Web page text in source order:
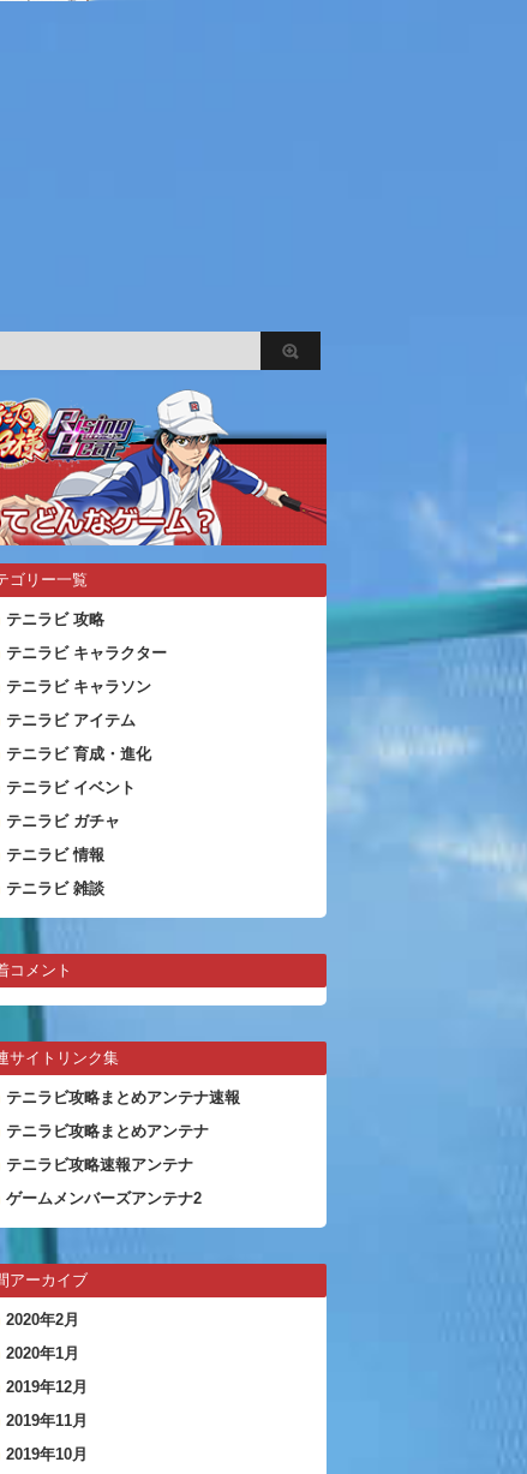
ゴリー一覧
テニラビ 攻略
テニラビ キャラクター
テニラビ キャラソン
テニラビ アイテム
テニラビ 育成・進化
テニラビ イベント
テニラビ ガチャ
テニラビ 情報
テニラビ 雑談
コメント
サイトリンク集
テニラビ攻略まとめアンテナ速報
テニラビ攻略まとめアンテナ
テニラビ攻略速報アンテナ
ゲームメンバーズアンテナ2
アーカイブ
2020年2月
2020年1月
2019年12月
2019年11月
2019年10月